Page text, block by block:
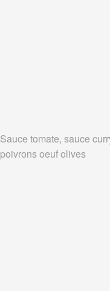
Sauce tomate, sauce
poivrons oeuf olives